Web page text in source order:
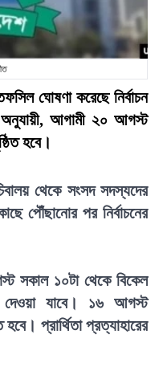
ঘোষণা করেছে নির্বাচন
আগামী ২০ আগস্ট
হবে।
থেকে সংসদ সদস্যদের
পৌঁছানোর পর নির্বাচনের
সকাল ১০টা থেকে বিকেল
যাবে। ১৬ আগস্ট
প্রার্থিতা প্রত্যাহারের